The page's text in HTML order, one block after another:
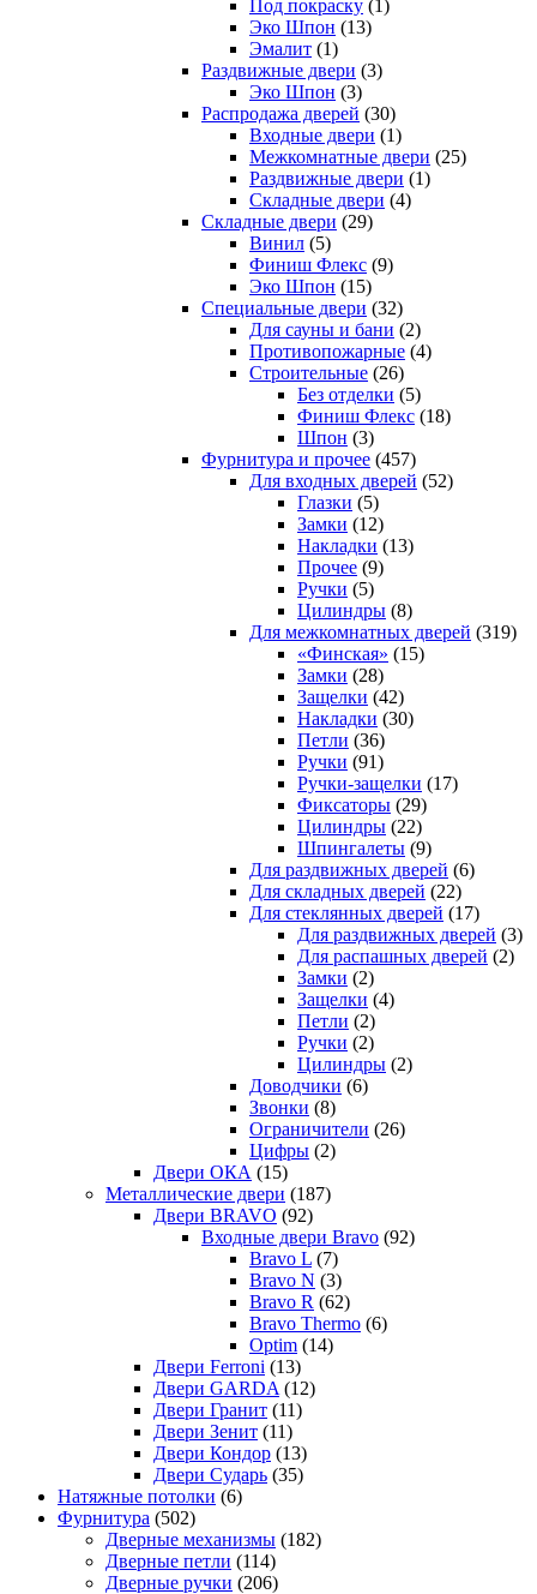
Под покраску (1)
Эко Шпон (13)
Эмалит (1)
Раздвижные двери (3)
Эко Шпон (3)
Распродажа дверей (30)
Входные двери (1)
Межкомнатные двери (25)
Раздвижные двери (1)
Складные двери (4)
Складные двери (29)
Винил (5)
Финиш Флекс (9)
Эко Шпон (15)
Специальные двери (32)
Для сауны и бани (2)
Противопожарные (4)
Строительные (26)
Без отделки (5)
Финиш Флекс (18)
Шпон (3)
Фурнитура и прочее (457)
Для входных дверей (52)
Глазки (5)
Замки (12)
Накладки (13)
Прочее (9)
Ручки (5)
Цилиндры (8)
Для межкомнатных дверей (319)
«Финская» (15)
Замки (28)
Защелки (42)
Накладки (30)
Петли (36)
Ручки (91)
Ручки-защелки (17)
Фиксаторы (29)
Цилиндры (22)
Шпингалеты (9)
Для раздвижных дверей (6)
Для складных дверей (22)
Для стеклянных дверей (17)
Для раздвижных дверей (3)
Для распашных дверей (2)
Замки (2)
Защелки (4)
Петли (2)
Ручки (2)
Цилиндры (2)
Доводчики (6)
Звонки (8)
Ограничители (26)
Цифры (2)
Двери ОКА (15)
Металлические двери (187)
Двери BRAVO (92)
Входные двери Bravo (92)
Bravo L (7)
Bravo N (3)
Bravo R (62)
Bravo Thermo (6)
Optim (14)
Двери Ferroni (13)
Двери GARDA (12)
Двери Гранит (11)
Двери Зенит (11)
Двери Кондор (13)
Двери Сударь (35)
Натяжные потолки (6)
Фурнитура (502)
Дверные механизмы (182)
Дверные петли (114)
Дверные ручки (206)